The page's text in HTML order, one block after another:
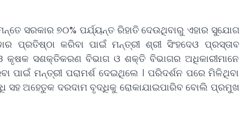
ସରକାର ୭୦% ପର୍ଯ୍ୟନ୍ତ ରିହାତି ଦେଉଥିବାରୁ ଏହାର ସୁଯୋଗ
ପ୍ରତିଷ୍ଠା କରିବା ପାଇଁ ମନ୍ତ୍ରୀ ଶ୍ରୀ ସିଂହଦେଓ ପ୍ରସ୍ତାବ
କୃଷକ ସଶକ୍ତିକରଣ ବିଭାଗ ଓ ଶକ୍ତି ବିଭାଗର ଅଧିକାରୀମାନେ
ପାଇଁ ମନ୍ତ୍ରୀ ପରାମର୍ଶ ଦେଇଥିଲେ । ପରିଦର୍ଶନ ପରେ ମିଳିଥିବା
ସହ ଅହେତୁକ ଦରଦାମ ବୃଦ୍ଧିକୁ ରୋକାଯାଇପାରିବ ବୋଲି ପ୍ରମୁଖ